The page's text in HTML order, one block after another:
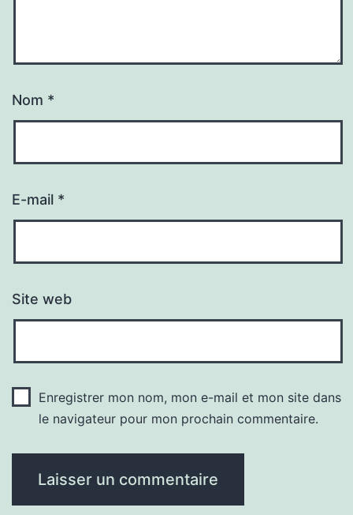
Nom *
E-mail *
Site web
Enregistrer mon nom, mon e-mail et mon site dans
le navigateur pour mon prochain commentaire.